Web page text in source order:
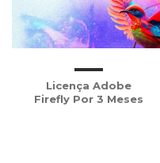
Licença Adobe
Firefly Por 3 Meses